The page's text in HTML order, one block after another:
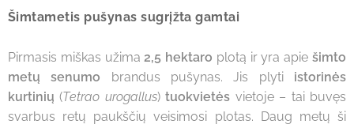
Šimtametis pušynas sugrįžta gamtai
Pirmasis miškas užima2,5 hektaro plotą ir yra apiešimto
metų senumo brandus pušynas. Jis plyti istorinės
kurtinių(Tetrao urogallus)tuokvietės vietoje – tai buvęs
svarbus retų paukščių veisimosi plotas. Daug metų ši